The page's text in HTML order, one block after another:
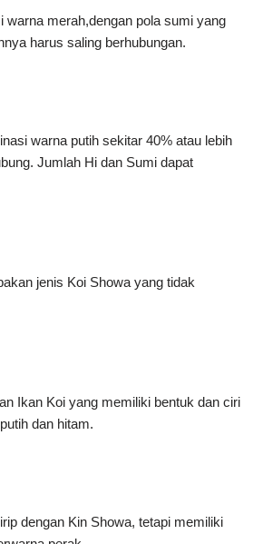
warna merah,dengan pola sumi yang
harus saling berhubungan.
warna putih sekitar 40% atau lebih
Jumlah Hi dan Sumi dapat
jenis Koi Showa yang tidak
Ikan Koi yang memiliki bentuk dan ciri
dan hitam.
dengan Kin Showa, tetapi memiliki